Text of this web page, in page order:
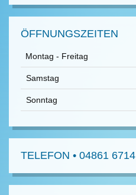
ÖFFNUNGSZEITEN
Montag - Freitag
Samstag
Sonntag
TELEFON • 04861 6714